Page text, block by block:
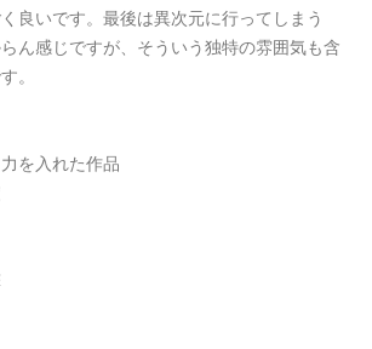
良いです。最後は異次元に行ってしまう
らん感じですが、そういう独特の雰囲気も含
。
を入れた作品